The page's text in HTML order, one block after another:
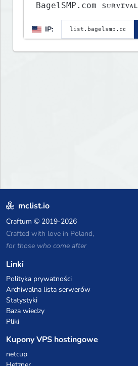
BagelSMP.com ѕᴜʀᴠɪᴠᴀʟ
IP:
mclist.io
Craftum © 2019-2026
Crafted with love in Poland,
for those who come after
Linki
Polityka prywatności
Archiwalna lista serwerów
Statystyki
Baza wiedzy
Pliki
Kupony VPS hostingowe
netcup